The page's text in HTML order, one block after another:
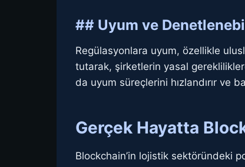
## Uyum ve
Regülasyonlara uyum, özellikle
tutarak, şirketlerin yasal
da uyum süreçlerini hızlandırır ve
Gerçek Hayatta
Blockchain’in lojistik sektöründeki